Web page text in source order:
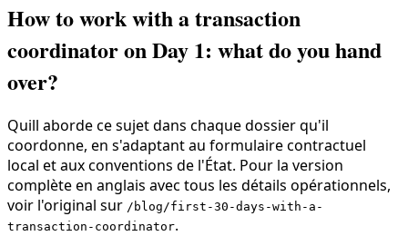
How to work with a transaction
coordinator on Day 1: what do you hand
over?
Quill aborde ce sujet dans chaque dossier qu'il
coordonne, en s'adaptant au formulaire contractuel
local et aux conventions de l'État. Pour la version
complète en anglais avec tous les détails opérationnels,
voir l'original sur /blog/first-30-days-with-a-
transaction-coordinator.